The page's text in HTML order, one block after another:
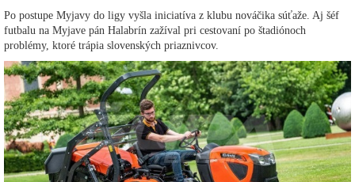
Po postupe Myjavy do ligy vyšla iniciatíva z klubu nováčika súťaže. Aj šéf
futbalu na Myjave pán Halabrín zažíval pri cestovaní po štadiónoch
problémy, ktoré trápia slovenských priaznivcov.